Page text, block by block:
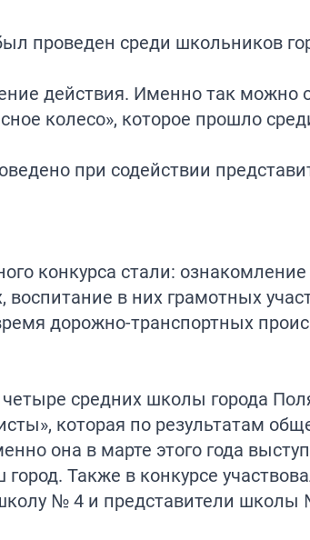
действия. Именно так можно
колесо», которое прошло
при содействии
конкурса стали:
в них грамотных
дорожно-транспортных
четыре средних школы города
которая по результатам
она в марте этого года
Также в конкурсе
№ 4 и представители школы